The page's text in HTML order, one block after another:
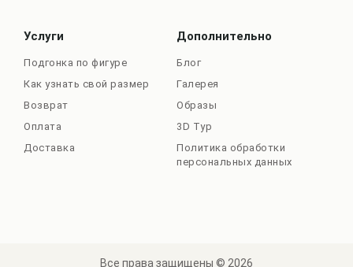
Услуги
Подгонка по фигуре
Как узнать свой размер
Возврат
Оплата
Доставка
Дополнительно
Блог
Галерея
Образы
3D Тур
Политика обработки
персональных данных
Все права защищены © 2026